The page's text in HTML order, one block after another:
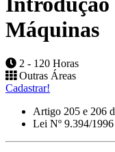
Máquinas
2 - 120 Horas
Outras Áreas
Cadastrar!
Artigo 205 e 206
Lei Nº 9.394/